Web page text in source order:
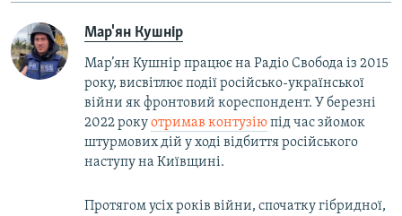
Мар'ян Кушнір
Мар’ян Кушнір працює на Радіо Свобода із 2015
року, висвітлює події російсько-української
війни як фронтовий кореспондент. У березні
2022 рокуотримав контузіюпід час зйомок
штурмових дій у ході відбиття російського
наступу на Київщині.
Протягом усіх років війни, спочатку гібридної,